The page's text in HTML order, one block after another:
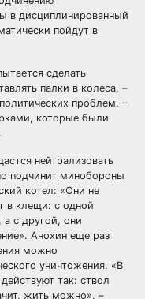
в дисциплинированный
пойдут в
сделать
палки в колеса, –
проблем. –
которые были
нейтрализовать
подчинит минобороны
котел: «Они не
в клещи: с одной
а с другой, они
Анохин еще раз
можно
уничтожения. «В
так: ствол
жить можно», –